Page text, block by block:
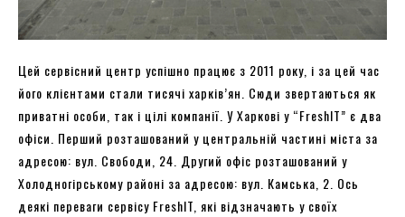
Цей сервісний центр успішно працює з 2011 року, і за цей час
його клієнтами стали тисячі харків’ян. Сюди звертаються як
приватні особи, так і цілі компанії. У Харкові у “FreshIT” є два
офіси. Перший розташований у центральній частині міста за
адресою: вул. Свободи, 24. Другий офіс розташований у
Холодногірському районі за адресою: вул. Камська, 2. Ось
деякі переваги сервісу FreshIT, які відзначають у своїх